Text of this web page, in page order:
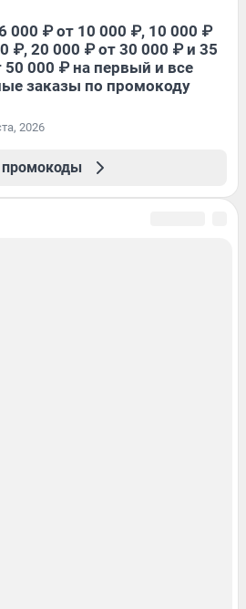
000 ₽ от 10 000 ₽, 10 000 ₽
₽, 20 000 ₽ от 30 000 ₽ и 35
50 000 ₽ на первый и все
заказы по промокоду
2026
промокоды